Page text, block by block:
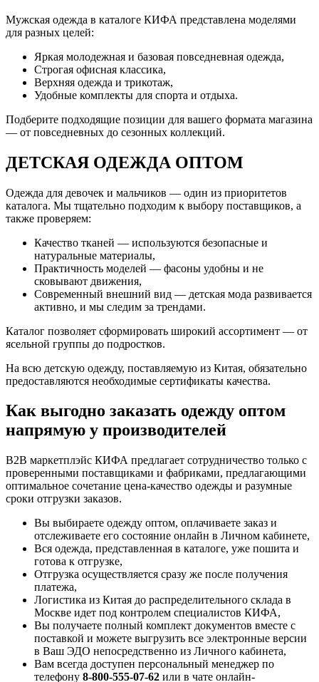
Мужская одежда в каталоге КИФА представлена моделями
для разных целей:
Яркая молодежная и базовая повседневная одежда,
Строгая офисная классика,
Верхняя одежда и трикотаж,
Удобные комплекты для спорта и отдыха.
Подберите подходящие позиции для вашего формата магазина
— от повседневных до сезонных коллекций.
ДЕТСКАЯ ОДЕЖДА ОПТОМ
Одежда для девочек и мальчиков — один из приоритетов
каталога. Мы тщательно подходим к выбору поставщиков, а
также проверяем:
Качество тканей — используются безопасные и
натуральные материалы,
Практичность моделей — фасоны удобны и не
сковывают движения,
Современный внешний вид — детская мода развивается
активно, и мы следим за трендами.
Каталог позволяет сформировать широкий ассортимент — от
ясельной группы до подростков.
На всю детскую одежду, поставляемую из Китая, обязательно
предоставляются необходимые сертификаты качества.
Как выгодно заказать одежду оптом
напрямую у производителей
B2B маркетплэйс КИФА предлагает сотрудничество только с
проверенными поставщиками и фабриками, предлагающими
оптимальное сочетание цена-качество одежды и разумные
сроки отгрузки заказов.
Вы выбираете одежду оптом, оплачиваете заказ и
отслеживаете его состояние онлайн в Личном кабинете,
Вся одежда, представленная в каталоге, уже пошита и
готова к отгрузке,
Отгрузка осуществляется сразу же после получения
платежа,
Логистика из Китая до распределительного склада в
Москве идет под контролем специалистов КИФА,
Вы получаете полный комплект документов вместе с
поставкой и можете выгрузить все электронные версии
в Ваш ЭДО непосредственно из Личного кабинета,
Вам всегда доступен персональный менеджер по
телефону 8-800-555-07-62 или в чате онлайн-